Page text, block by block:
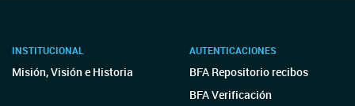
INSTITUCIONAL
Misión, Visión e Historia
AUTENTICACIONES
BFA Repositorio recibos
BFA Verificación